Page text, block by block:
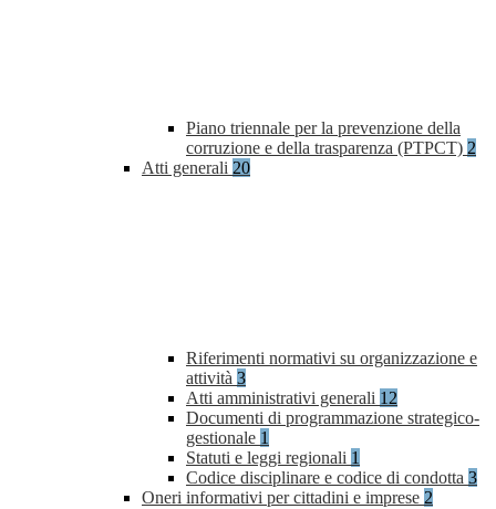
Piano triennale per la prevenzione della
corruzione e della trasparenza (PTPCT) 2
Atti generali 20
Riferimenti normativi su organizzazione e
attività 3
Atti amministrativi generali 12
Documenti di programmazione strategico-
gestionale 1
Statuti e leggi regionali 1
Codice disciplinare e codice di condotta 3
Oneri informativi per cittadini e imprese 2